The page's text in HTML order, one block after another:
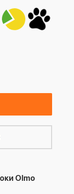
Olmo